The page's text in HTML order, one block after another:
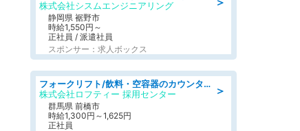
株式会社シスムエンジニアリング
静岡県 裾野市
時給1,550円～
正社員 / 派遣社員
スポンサー：求人ボックス
＞
フォークリフト/飲料・空容器のカウンターフォーク/駒形駅/車11分
株式会社ロフティー 採用センター
群馬県 前橋市
時給1,300円～1,625円
正社員